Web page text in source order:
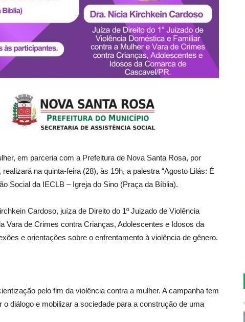
em parceria com a Prefeitura de Nova Santa Rosa, por
na quinta-feira (28), às 19h, a palestra “Agosto Lilás: É
Social da IECLB – Igreja do Sino (Praça da Bíblia).
Cardoso, juíza de Direito do 1º Juizado de Violência
Vara de Crimes contra Crianças, Adolescentes e Idosos da
e orientações sobre o enfrentamento à violência de gênero.
pelo fim da violência contra a mulher. A campanha tem
diálogo e mobilizar a sociedade para a construção de uma